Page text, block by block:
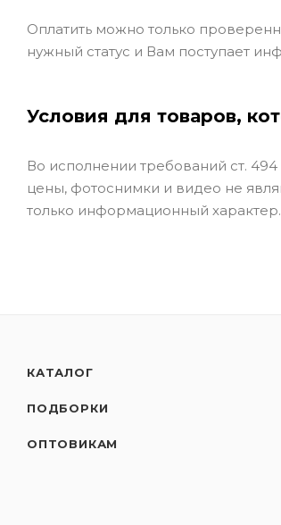
Оплатить можно только
нужный статус и Вам поступает
Условия для товаров,
Во исполнении требований ст.
цены, фотоснимки и видео не
только информационный характер.
КАТАЛОГ
ПОДБОРКИ
ОПТОВИКАМ